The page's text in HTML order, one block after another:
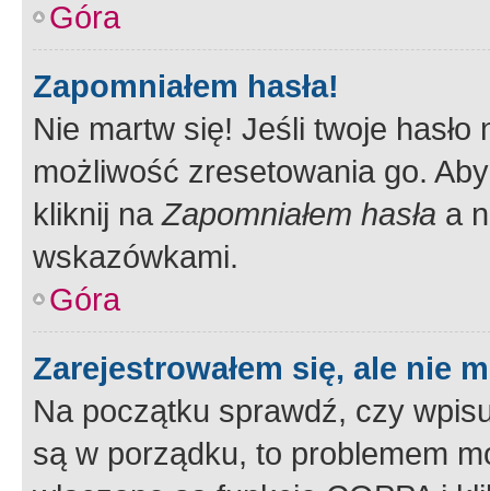
Góra
Zapomniałem hasła!
Nie martw się! Jeśli twoje
możliwość zresetowania go.
kliknij naZapomniałem hasła a
wskazówkami.
Góra
Zarejestrowałem się, ale nie
Na początku sprawdź, czy
są w porządku, to problemem